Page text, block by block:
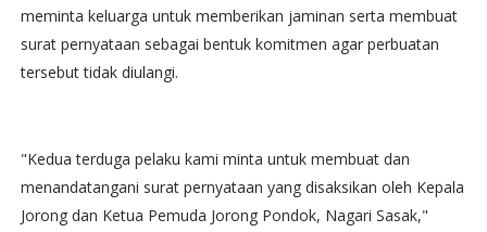
meminta keluarga untuk memberikan jaminan serta membuat
surat pernyataan sebagai bentuk komitmen agar perbuatan
tersebut tidak diulangi.
"Kedua terduga pelaku kami minta untuk membuat dan
menandatangani surat pernyataan yang disaksikan oleh Kepala
Jorong dan Ketua Pemuda Jorong Pondok, Nagari Sasak,"